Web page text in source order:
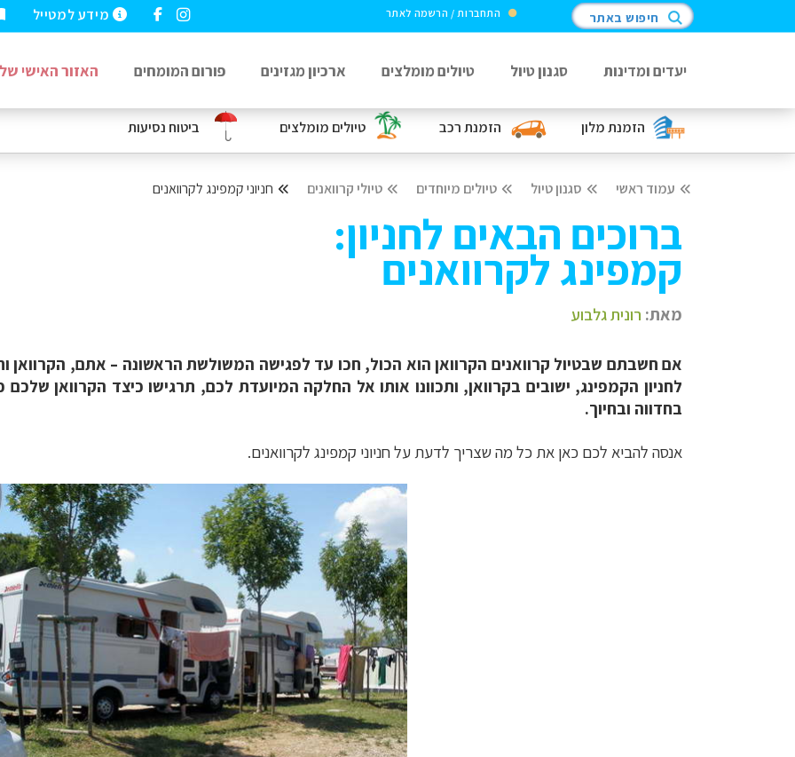
הזמנת מלון הזמנת רכב טיולים מומלצים ביטוח נסיעות
מידע למטייל התחברות / הרשמה לאתר חיפוש באתר
יעדים ומדינות סגנון טיול טיולים מומלצים ארכיון מגזינים פורום המומחים האזור האישי
עמוד ראשי סגנון טיול טיולים מיוחדים טיולי קרוואנים חניוני קמפינג לקרוואנים
ברוכים הבאים לחניון:
קמפינג לקרוואנים
מאת: רונית גלבוע
אם חשבתם שבטיול קרוואנים הקרוואן הוא הכול, חכו עד לפגישה המשולשת הראשונה – אתם, הקרוואן
לחניון הקמפינג, ישובים בקרוואן, ותכוונו אותו אל החלקה המיועדת לכם, תרגישו כיצד הקרוואן
בחדווה ובחיוך.
אנסה להביא לכם כאן את כל מה שצריך לדעת על חניוני קמפינג לקרוואנים.